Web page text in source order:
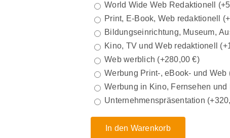
World Wide Web Redaktionell (+
Print, E-Book, Web redaktionell (+
Bildungseinrichtung, Museum,
Kino, TV und Web redaktionell (+
Web werblich (+280,00€)
Werbung Print-, eBook- und
Werbung in Kino, Fernsehen und
Unternehmenspräsentation (+
In den Warenkorb